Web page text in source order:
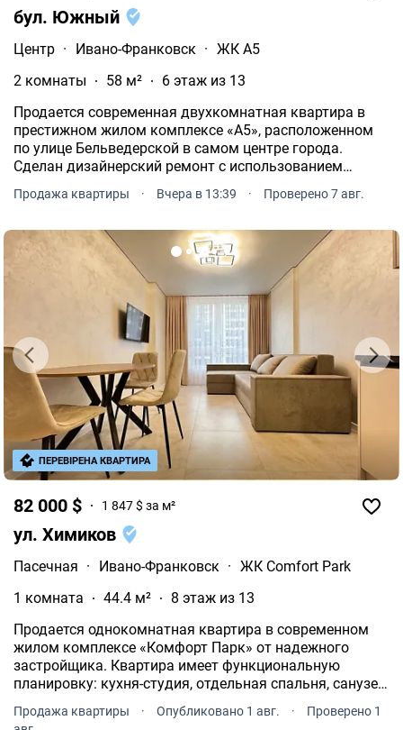
бул. Южный
Центр · Ивано-Франковск · ЖК А5
2 комнаты
58 м²
6 этаж из 13
Продается современная двухкомнатная квартира в
престижном жилом комплексе «А5», расположенном
по улице Бельведерской в самом центре города.
Сделан дизайнерский ремонт с использованием
Продажа квартиры · Вчера в 13:39 · Проверено 7 авг.
82 000 $ 1 847 $ за м²
ул. Химиков
Пасечная · Ивано-Франковск · ЖК Comfort Park
1 комната
44.4 м²
8 этаж из 13
Продается однокомнатная квартира в современном
жилом комплексе «Комфорт Парк» от надежного
застройщика. Квартира имеет функциональную
планировку: кухня-студия, отдельная спальня, санузел
Продажа квартиры · Опубликовано 1 авг. ·
Проверено 1
ПЕРЕВІРЕНА КВАРТИРА